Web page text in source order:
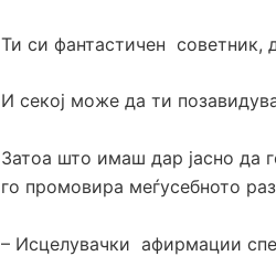
Ти си фантастичен советник,
И секој може да ти
Затоа што имаш дар јасно да
го промовира меѓусебното
– Исцелувачки афирмации